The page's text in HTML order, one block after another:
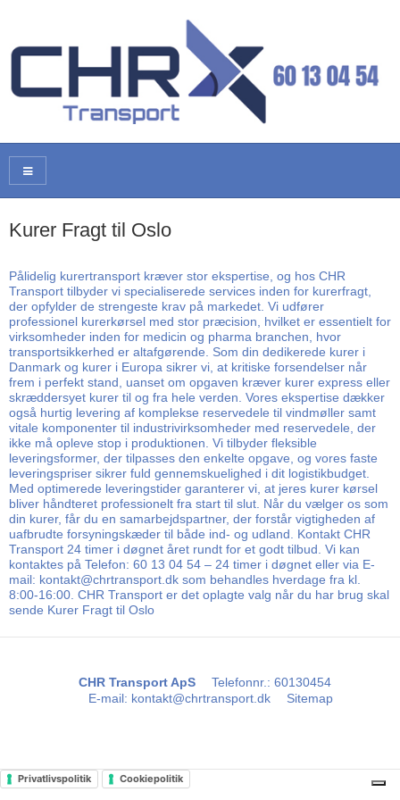
Kurer Fragt til Oslo
Pålidelig kurertransport kræver stor ekspertise, og hos CHR
Transport tilbyder vi specialiserede services inden for kurerfragt,
der opfylder de strengeste krav på markedet. Vi udfører
professionel kurerkørsel med stor præcision, hvilket er essentielt for
virksomheder inden for medicin og pharma branchen, hvor
transportsikkerhed er altafgørende. Som din dedikerede kurer i
Danmark og kurer i Europa sikrer vi, at kritiske forsendelser når
frem i perfekt stand, uanset om opgaven kræver kurer express eller
skræddersyet kurer til og fra hele verden. Vores ekspertise dækker
også hurtig levering af komplekse reservedele til vindmøller samt
vitale komponenter til industrivirksomheder med reservedele, der
ikke må opleve stop i produktionen. Vi tilbyder fleksible
leveringsformer, der tilpasses den enkelte opgave, og vores faste
leveringspriser sikrer fuld gennemskuelighed i dit logistikbudget.
Med optimerede leveringstider garanterer vi, at jeres kurer kørsel
bliver håndteret professionelt fra start til slut. Når du vælger os som
din kurer, får du en samarbejdspartner, der forstår vigtigheden af
uafbrudte forsyningskæder til både ind- og udland. Kontakt CHR
Transport 24 timer i døgnet året rundt for et godt tilbud. Vi kan
kontaktes på Telefon: 60 13 04 54 – 24 timer i døgnet eller via E-
mail: kontakt@chrtransport.dk som behandles hverdage fra kl.
8:00-16:00. CHR Transport er det oplagte valg når du har brug skal
sende Kurer Fragt til Oslo
CHR Transport ApS Telefonnr.: 60130454
E-mail: kontakt@chrtransport.dk Sitemap
Privatlivspolitik Cookiepolitik